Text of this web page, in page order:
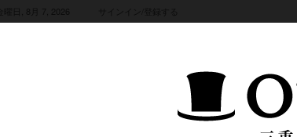
金曜日, 8月 7, 2026